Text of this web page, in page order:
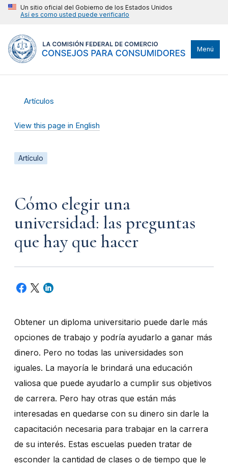
Un sitio oficial del Gobierno de los Estados Unidos
Así es como usted puede verificarlo
Menú
Artículos
View this page in English
Artículo
Cómo elegir una
universidad: las preguntas
que hay que hacer
Obtener un diploma universitario puede darle más
opciones de trabajo y podría ayudarlo a ganar más
dinero. Pero no todas las universidades son
iguales. La mayoría le brindará una educación
valiosa que puede ayudarlo a cumplir sus objetivos
de carrera. Pero hay otras que están más
interesadas en quedarse con su dinero sin darle la
capacitación necesaria para trabajar en la carrera
de su interés. Estas escuelas pueden tratar de
esconder la cantidad de clases o de tiempo que le